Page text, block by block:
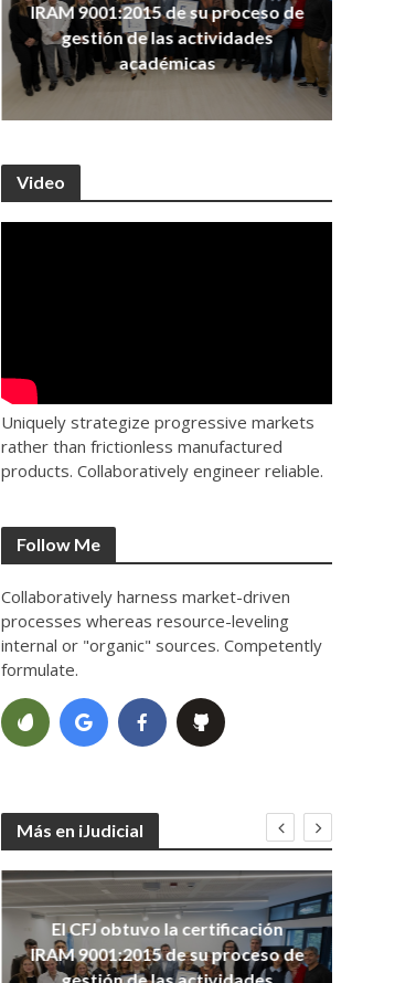
IRAM 9001:2015 de su proceso de
gestión de las actividades
académicas
Video
Uniquely strategize progressive markets
rather than frictionless manufactured
products. Collaboratively engineer reliable.
Follow Me
Collaboratively harness market-driven
processes whereas resource-leveling
internal or "organic" sources. Competently
formulate.
Más en iJudicial
El CFJ obtuvo la certificación
IRAM 9001:2015 de su proceso de